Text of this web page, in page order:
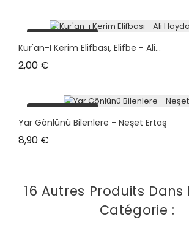
plus en stock
Kur'an-I Kerim Elifbası, Elifbe - Ali...
2,00 €
plus en stock
Yar Gönlünü Bilenlere - Neşet Ertaş
8,90 €
16 Autres Produits Dans
Catégorie :